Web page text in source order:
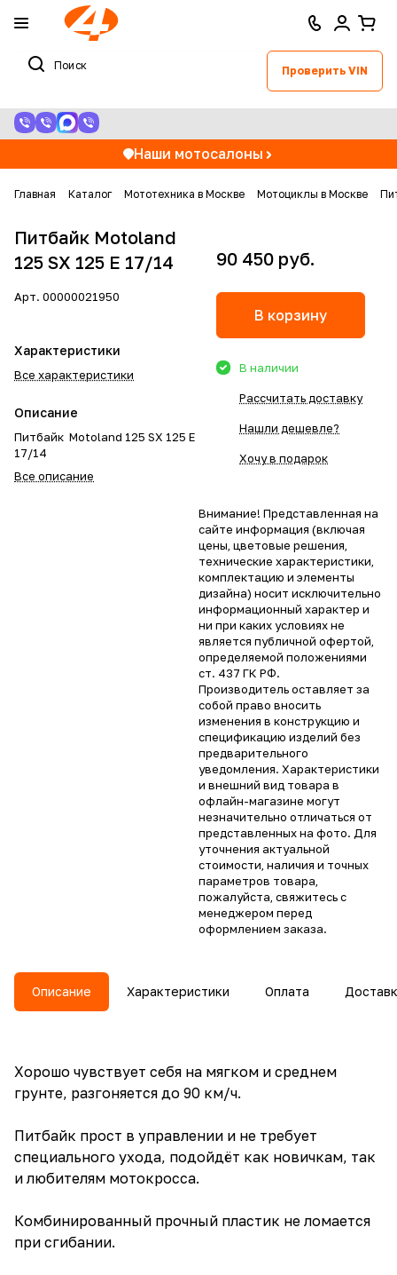
Проверить VIN
Наши мотосалоны
Главная Каталог Мототехника в Москве Мотоциклы в Москве
Питбайк Motoland
125 SX 125 E 17/14
Арт. 00000021950
Характеристики
Все характеристики
Описание
Питбайк Motoland 125 SX 125 E
17/14
Все описание
90 450 руб.
В корзину
В наличии
Рассчитать доставку
Нашли дешевле?
Хочу в подарок
Внимание! Представленная на
сайте информация (включая
цены, цветовые решения,
технические характеристики,
комплектацию и элементы
дизайна) носит исключительно
информационный характер и
ни при каких условиях не
является публичной офертой,
определяемой положениями
ст. 437 ГК РФ.
Производитель оставляет за
собой право вносить
изменения в конструкцию и
спецификацию изделий без
предварительного
уведомления. Характеристики
и внешний вид товара в
офлайн-магазине могут
незначительно отличаться от
представленных на фото. Для
уточнения актуальной
стоимости, наличия и точных
параметров товара,
пожалуйста, свяжитесь с
менеджером перед
оформлением заказа.
Описание Характеристики Оплата
Хорошо чувствует себя на мягком и среднем
грунте, разгоняется до 90 км/ч.
Питбайк прост в управлении и не требует
специального ухода, подойдёт как новичкам, так
и любителям мотокросса.
Комбинированный прочный пластик не ломается
при сгибании.